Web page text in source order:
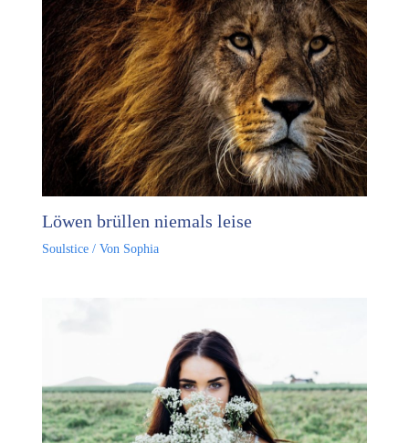
Löwen brüllen niemals leise
Soulstice/ Von Sophia